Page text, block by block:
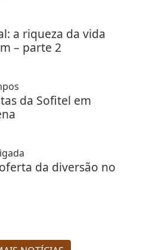
a riqueza da vida
– parte 2
da Sofitel em
da diversão no